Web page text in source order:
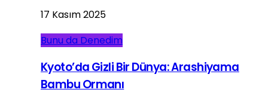
17 Kasım 2025
Bunu da Denedim
Kyoto’da Gizli Bir Dünya: Arashiyama
Bambu Ormanı